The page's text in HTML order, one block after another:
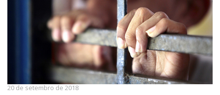
20 de setembro de 2018